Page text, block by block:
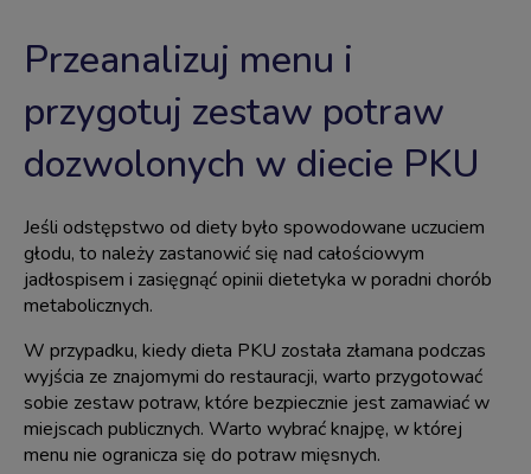
Przeanalizuj menu i
przygotuj zestaw potraw
dozwolonych w diecie PKU
Jeśli odstępstwo od diety było spowodowane uczuciem
głodu, to należy zastanowić się nad całościowym
jadłospisem i zasięgnąć opinii dietetyka w poradni chorób
metabolicznych.
W przypadku, kiedydieta PKU została złamana podczas
wyjścia ze znajomymi do restauracji, warto przygotować
sobie zestaw potraw, które bezpiecznie jest zamawiać w
miejscach publicznych. Warto wybrać knajpę, w której
menu nie ogranicza się do potraw mięsnych.